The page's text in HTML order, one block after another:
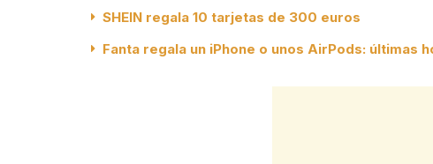
SHEIN regala 10 tarjetas de 300 euros
Fanta regala un iPhone o unos AirPods: últimas